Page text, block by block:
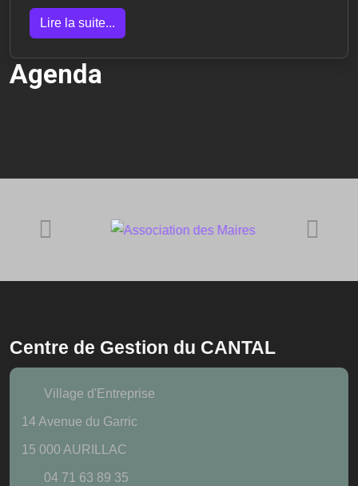
Lire la suite...
Agenda
Centre de Gestion du CANTAL
Village d'Entreprise
14 Avenue du Garric
15 000 AURILLAC
04 71 63 89 35